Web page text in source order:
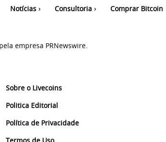
Notícias Consultoria Comprar Bitcoin
empresa PRNewswire.
Sobre o Livecoins
Politica Editorial
Política de Privacidade